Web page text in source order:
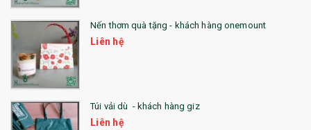
Nến thơm quà tặng - khách hàng onemount
Liên hệ
Túi vải dù - khách hàng giz
Liên hệ